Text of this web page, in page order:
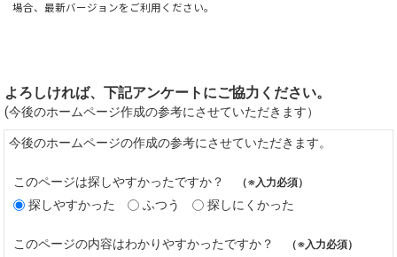
場合、最新バージョンをご利用ください。